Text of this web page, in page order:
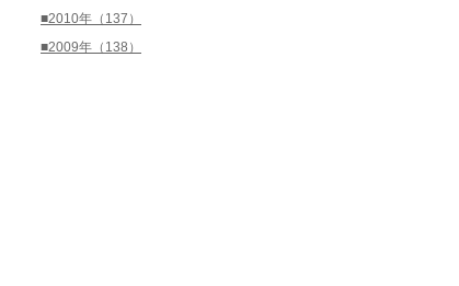
■2010年（137）
■2009年（138）